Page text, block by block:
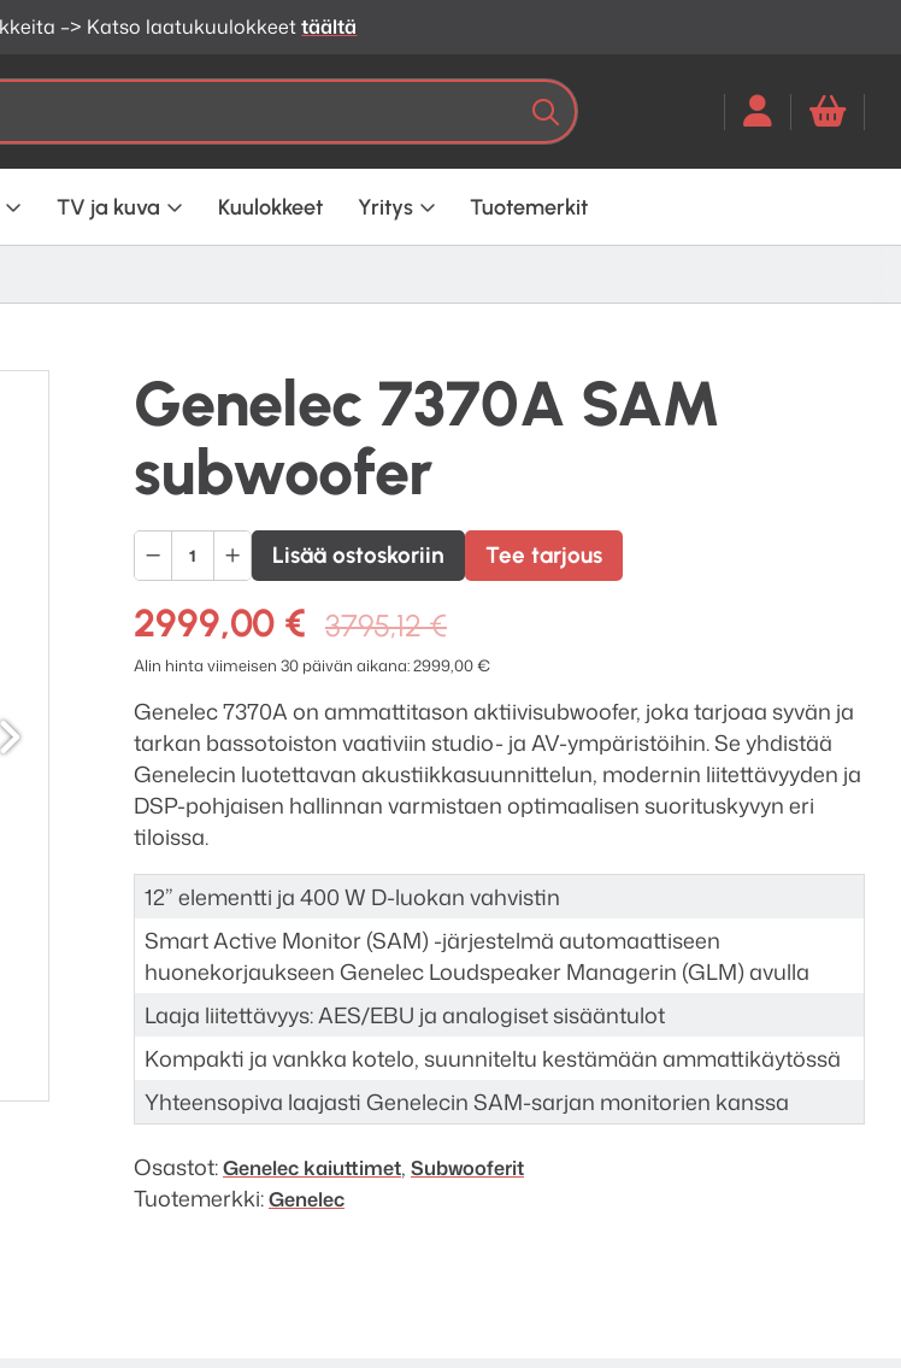
–> Katso laatukuulokkeettäältä
HakuKun tuloksia tulee, voit selata
TV ja kuva Kuulokkeet Yritys Tuotemerkit
Genelec 7370A SAM
subwoofer
Genelec
7370A
SAM
subwoofer
määrä
Lisää ostoskoriin Tee tarjous
3795,12€Alkuperäinen
hinta
oli:
3795,12 €.
2999,00 €
Nykyinen
hinta
on:
2999,00 €.
Alin hinta viimeisen 30 päivän aikana:2999,00€
Genelec 7370A on ammattitason aktiivisubwoofer, joka tarjoaa syvän ja
tarkan bassotoiston vaativiin studio- ja AV-ympäristöihin. Se yhdistää
Genelecin luotettavan akustiikkasuunnittelun, modernin liitettävyyden ja
DSP-pohjaisen hallinnan varmistaen optimaalisen suorituskyvyn eri
tiloissa.
12” elementti ja 400 W D-luokan vahvistin
Smart Active Monitor (SAM) -järjestelmä automaattiseen
huonekorjaukseen Genelec Loudspeaker Managerin (GLM) avulla
Laaja liitettävyys: AES/EBU ja analogiset sisääntulot
Kompakti ja vankka kotelo, suunniteltu kestämään ammattikäytössä
Yhteensopiva laajasti Genelecin SAM-sarjan monitorien kanssa
Osastot:Genelec kaiuttimet, Subwooferit
Tuotemerkki:Genelec